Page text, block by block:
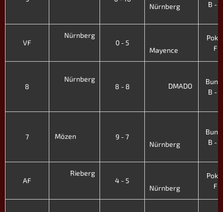
Nürnberg
B -
VF
Nürnberg
0 - 5
Mayence
8
Nürnberg
8 - 8
DMADO
B -
7 Mözen
9 - 7
Nürnberg
B -
AF
Rieberg
4 - 5
Nürnberg